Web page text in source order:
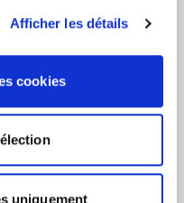
Afficher les détails
cookies
uniquement
personnelles
main